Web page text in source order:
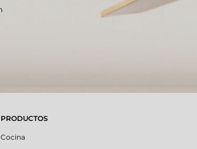
PRODUCTOS
Cocina